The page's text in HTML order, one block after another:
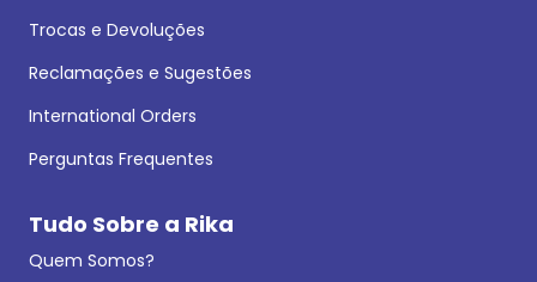
Trocas e Devoluções
Reclamações e Sugestões
International Orders
Perguntas Frequentes
Tudo Sobre a Rika
Quem Somos?